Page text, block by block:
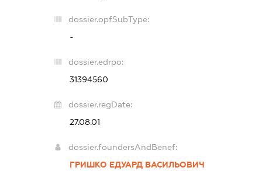
dossier.opfSubType:
-
dossier.edrpo:
31394560
dossier.regDate:
27.08.01
dossier.foundersAndBenef:
ГРИШКО ЕДУАРД ВАСИЛЬОВИЧ